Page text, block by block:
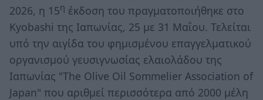
2026, η 15η έκδοση του πραγματοποιήθηκε στο
Kyobashi της Ιαπωνίας, 25 με 31 Μαΐου. Τελείται
υπό την αιγίδα του φημισμένου επαγγελματικού
οργανισμού γευσιγνωσίας ελαιολάδου της
Ιαπωνίας "The Olive Oil Sommelier Association of
Japan" που αριθμεί περισσότερα από 2000 μέλη